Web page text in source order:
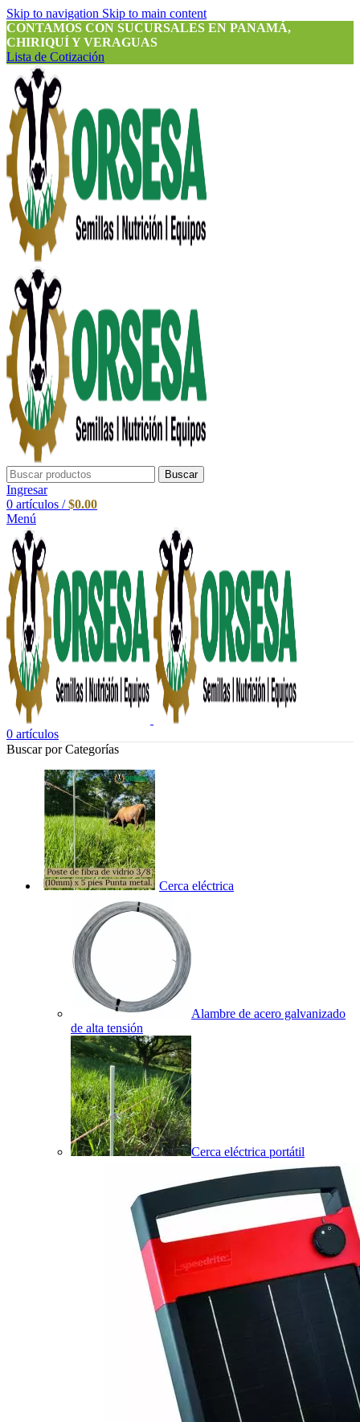
Skip to navigation Skip to main content
CONTAMOS CON SUCURSALES EN PANAMÁ,
CHIRIQUÍ Y VERAGUAS
Lista de Cotización
Buscar
Ingresar
0 artículos / $0.00
Menú
0 artículos
Buscar por Categorías
Cerca eléctrica
Alambre de acero galvanizado
de alta tensión
Cerca eléctrica portátil